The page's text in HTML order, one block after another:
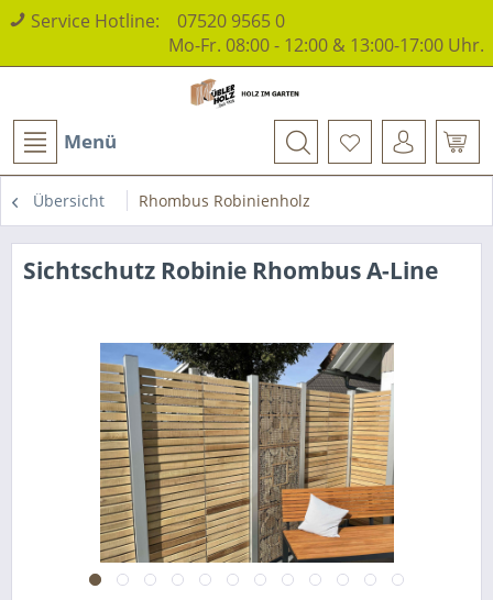
Service Hotline: 07520 9565 0
Mo-Fr. 08:00 - 12:00 & 13:00-17:00 Uhr.
Menü
Übersicht Rhombus Robinienholz
Sichtschutz Robinie Rhombus A-Line